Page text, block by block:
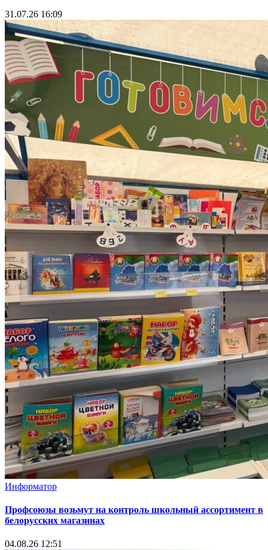
31.07.26 16:09
Информатор
Профсоюзы возьмут на контроль школьный ассортимент в
белорусских магазинах
04.08.26 12:51